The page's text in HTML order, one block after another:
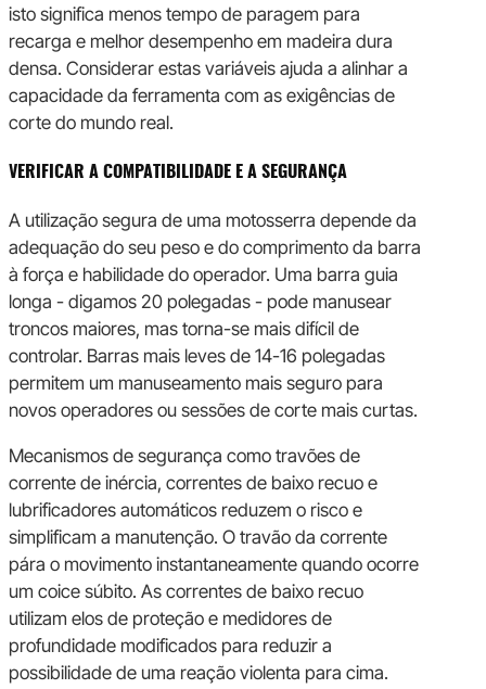
isto significa menos tempo de paragem para
recarga e melhor desempenho em madeira dura
densa. Considerar estas variáveis ajuda a alinhar a
capacidade da ferramenta com as exigências de
corte do mundo real.
VERIFICAR A COMPATIBILIDADE E A SEGURANÇA
A utilização segura de uma motosserra depende da
adequação do seu peso e do comprimento da barra
à força e habilidade do operador. Uma barra guia
longa - digamos 20 polegadas - pode manusear
troncos maiores, mas torna-se mais difícil de
controlar. Barras mais leves de 14-16 polegadas
permitem um manuseamento mais seguro para
novos operadores ou sessões de corte mais curtas.
Mecanismos de segurança como travões de
corrente de inércia, correntes de baixo recuo e
lubrificadores automáticos reduzem o risco e
simplificam a manutenção. O travão da corrente
pára o movimento instantaneamente quando ocorre
um coice súbito. As correntes de baixo recuo
utilizam elos de proteção e medidores de
profundidade modificados para reduzir a
possibilidade de uma reação violenta para cima.